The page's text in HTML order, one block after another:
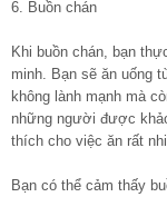
6. Buồn chán
Khi buồn chán, bạn
minh. Bạn sẽ ăn uống
không lành mạnh mà
những người được
thích cho việc ăn rất
Bạn có thể cảm thấy